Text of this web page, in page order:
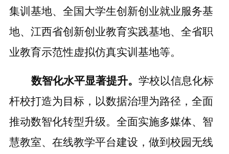
集训基地、全国大学生创新创业就业服务基
地、江西省创新创业教育实践基地、全省职
业教育示范性虚拟仿真实训基地等。
数智化水平显著提升。 学校以信息化标
杆校打造为目标，以数据治理为路径，全面
推动数智化转型升级。全面实施多媒体、智
慧教室、在线教学平台建设，做到校园无线